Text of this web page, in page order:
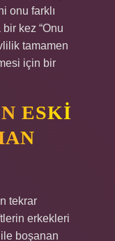
onu farklı
kez “Onu
tamamen
için bir
ESKI
tekrar
erkekleri
boşanan